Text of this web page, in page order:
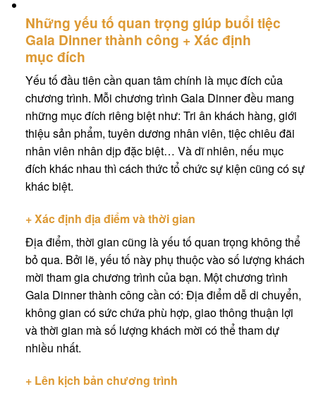
Những yếu tố quan trọng giúp buổi tiệc
Gala Dinner thành công + Xác định
mục đích
Yếu tố đầu tiên cần quan tâm chính là mục đích của
chương trình. Mỗi chương trình Gala Dinner đều mang
những mục đích riêng biệt như: Tri ân khách hàng, giới
thiệu sản phẩm, tuyên dương nhân viên, tiệc chiêu đãi
nhân viên nhân dịp đặc biệt… Và dĩ nhiên, nếu mục
đích khác nhau thì cách thức tổ chức sự kiện cũng có sự
khác biệt.
+ Xácđịnh địađiểm vàthời gian
Địa điểm, thời gian cũng là yếu tố quan trọng không thể
bỏ qua. Bởi lẽ, yếu tố này phụ thuộc vào số lượng khách
mời tham gia chương trình của bạn. Một chương trình
Gala Dinner thành công cần có: Địa điểm dễ di chuyển,
không gian có sức chứa phù hợp, giao thông thuận lợi
và thời gian mà số lượng khách mời có thể tham dự
nhiều nhất.
+ Lên kịch bản chương trình